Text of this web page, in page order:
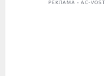
РЕКЛАМА • AC-